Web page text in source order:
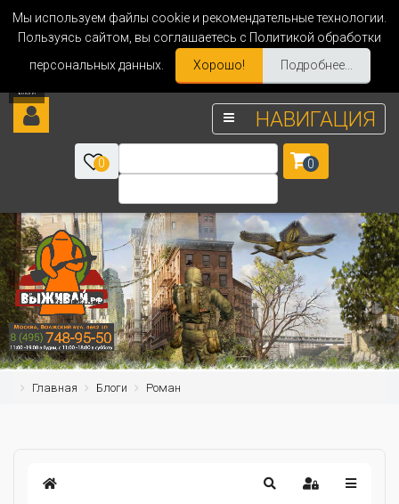
Мы используем файлы cookie и рекомендательные технологии.
Пользуясь сайтом, вы соглашаетесь с Политикой обработки
персональных данных.
Хорошо! Подробнее...
НАВИГАЦИЯ
0 0
Главная Блоги Роман